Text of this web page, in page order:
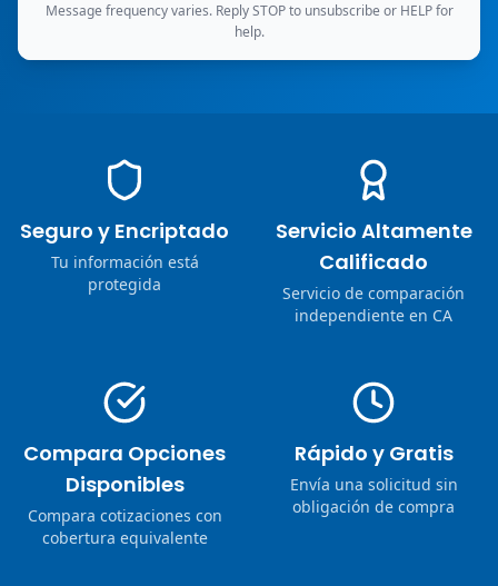
Message frequency varies. Reply STOP to unsubscribe or HELP for
help.
Seguro y Encriptado
Tu información está
protegida
Servicio Altamente
Calificado
Servicio de comparación
independiente en CA
Compara Opciones
Disponibles
Compara cotizaciones con
cobertura equivalente
Rápido y Gratis
Envía una solicitud sin
obligación de compra